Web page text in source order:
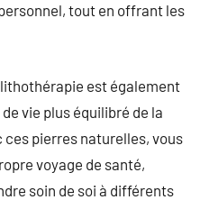
tout en offrant les
est également
vie plus équilibré de la
pierres naturelles, vous
voyage de santé,
soin de soi à différents